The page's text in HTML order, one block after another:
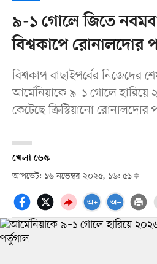
৯-১ গোলে জিতে
বিশ্বকাপে রোনালদোর
বিশ্বকাপ বাছাইপর্বের নিজেদের
আর্মেনিয়াকে ৯-১ গোলে হারিয়ে
কেটেছে ক্রিস্টিয়ানো রোনালদোর
খেলা ডেস্ক
আপডেট: ১৬ নভেম্বর ২০২৫, ১৬: ৫১